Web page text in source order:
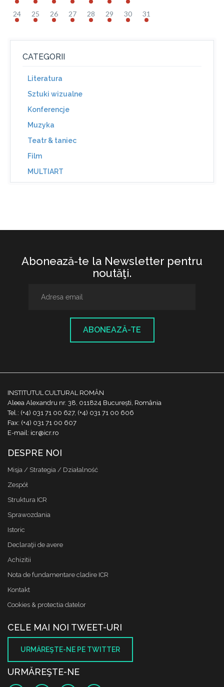
24 25 26 27 28 29 30 31
CATEGORII
Literatura
Sztuki wizualne
Konferencje
Muzyka
Teatr & taniec
Film
MULTIART
Abonează-te la Newsletter pentru
noutăţi.
ABONEAZĂ-TE
INSTITUTUL CULTURAL ROMÂN
Aleea Alexandru nr. 38, 011824 București, România
Tel.: (+4) 031 71 00 627, (+4) 031 71 00 606
Fax: (+4) 031 71 00 607
E-mail: icr@icr.ro
DESPRE NOI
Misja / Strategia / Działalność
Zespół
Struktura ICR
Sprawozdania
Istoric
Declaraţii de avere
Achizitii
Nota de fundamentare cladire ICR
Kontakt
Cookies & protectia datelor
CELE MAI NOI TWEET-URI
URMĂREŞTE-NE PE TWITTER
URMĂREŞTE-NE